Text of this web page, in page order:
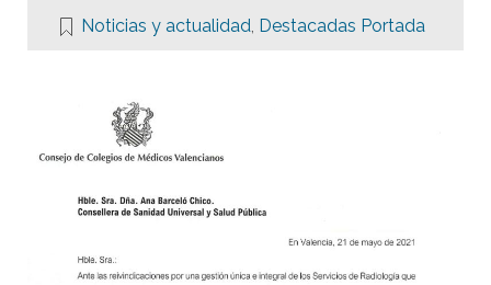
Noticias y actualidad, Destacadas Portada